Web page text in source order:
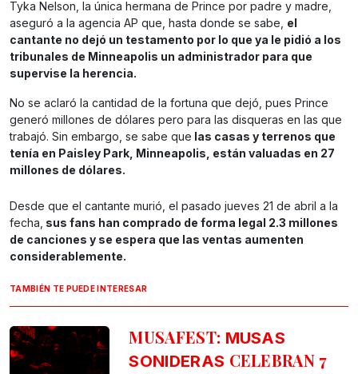
Tyka Nelson, la única hermana de Prince por padre y madre,
aseguró a la agencia AP que, hasta donde se sabe, el
cantante no dejó un testamento por lo que ya le pidió a los
tribunales de Minneapolis un administrador para que
supervise la herencia.
No se aclaró la cantidad de la fortuna que dejó, pues Prince
generó millones de dólares pero para las disqueras en las que
trabajó. Sin embargo, se sabe que las casas y terrenos que
tenía en Paisley Park, Minneapolis, están valuadas en 27
millones de dólares.
Desde que el cantante murió, el pasado jueves 21 de abril a la
fecha, sus fans han comprado de forma legal 2.3 millones
de canciones y se espera que las ventas aumenten
considerablemente.
TAMBIÉN TE PUEDE INTERESAR
MUSAFEST: MUSAS
SONIDERAS CELEBRAN 7